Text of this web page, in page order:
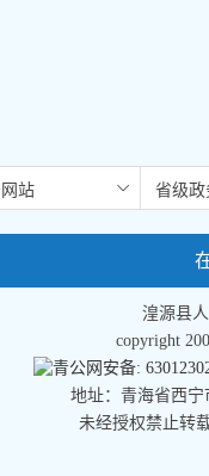
湟源县
copyright
青公网安备:
地址：青海省西
未经授权禁止转